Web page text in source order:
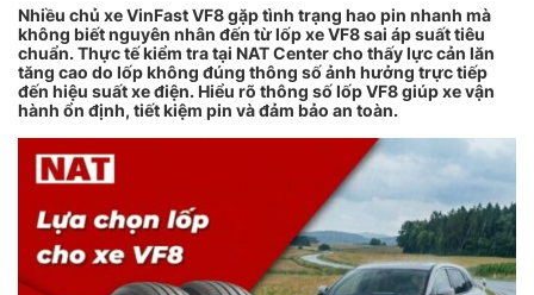
Nhiều chủ xe VinFast VF8 gặp tình trạng hao pin nhanh mà
không biết nguyên nhân đến từ lốp xe VF8 sai áp suất tiêu
chuẩn. Thực tế kiểm tra tại NAT Center cho thấy lực cản lăn
tăng cao do lốp không đúng thông số ảnh hưởng trực tiếp
đến hiệu suất xe điện. Hiểu rõ thông số lốp VF8 giúp xe vận
hành ổn định, tiết kiệm pin và đảm bảo an toàn.